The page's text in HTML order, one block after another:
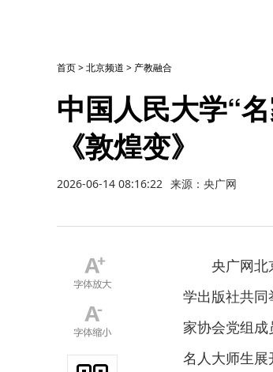
首页>北京频道 > 产教融合
中国人民大学“
《敦煌变》
2026-06-14 08:16:22 来源：央广网
央广网北
学出版社共同
家协会党组
名人大师生展